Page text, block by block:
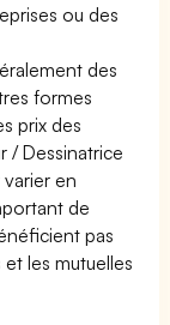
ou des
des
formes
prix des
/ Dessinatrice
en
de
pas
les mutuelles